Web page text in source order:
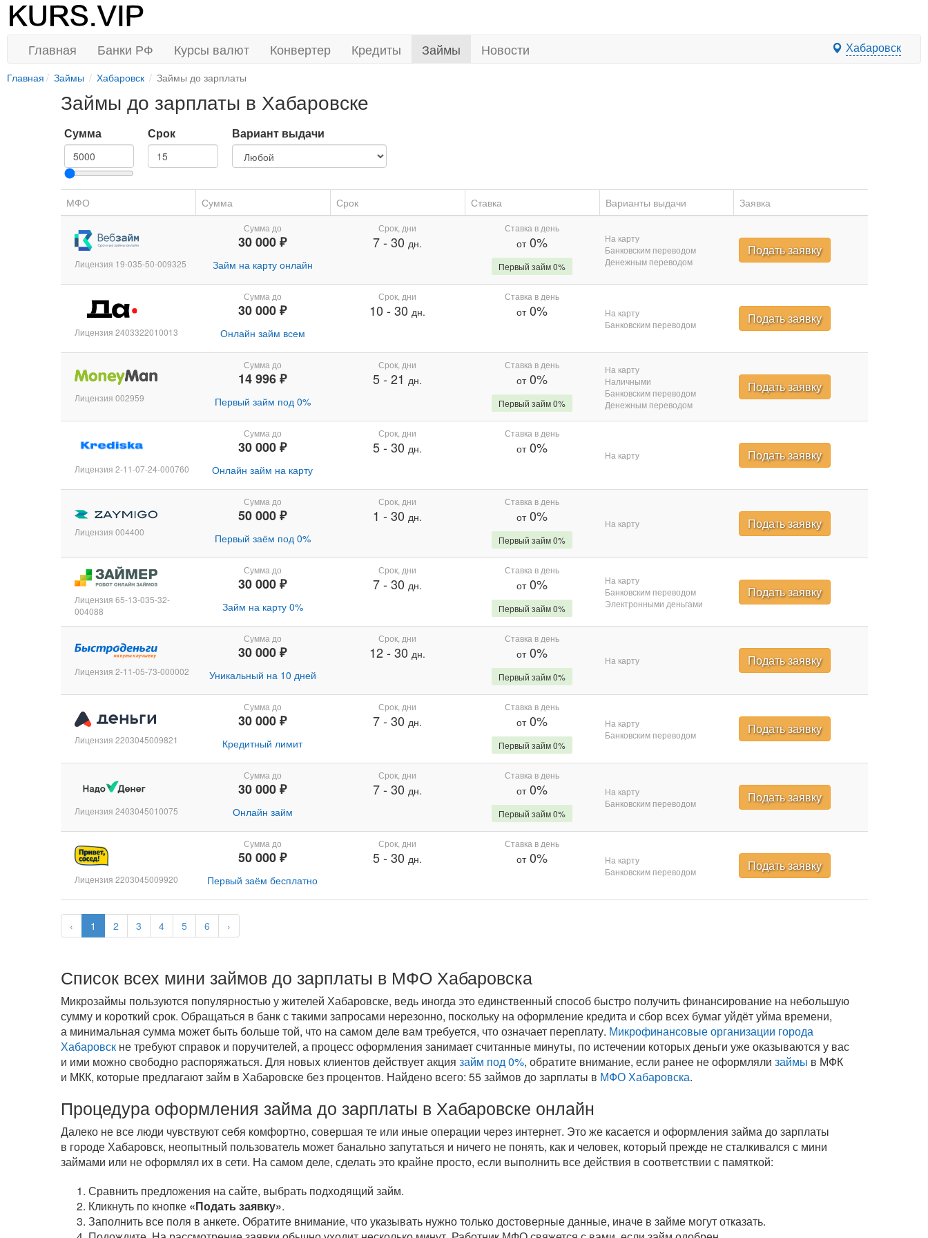
Главная Банки РФ Курсы валют Конвертер Кредиты Займы Новости Хабаровск
Главная Займы Хабаровск Займы до зарплаты
Займы до зарплаты в Хабаровске
Сумма Срок Вариант выдачи
МФО Сумма Срок Ставка Варианты выдачи Заявка
‹ 1 2 3 4 5 6 ›
Лицензия 19-035-50-009325
Сумма до
30 000 ₽
Займ на карту онлайн
Срок, дни
7- 30 дн.
Ставка в день
от0%
Первый займ 0%
На карту
Банковским переводом
Денежным переводом
Подать заявку
Лицензия 2403322010013
Сумма до
30 000 ₽
Онлайн займ всем
Срок, дни
10 - 30 дн.
Ставка в день
от0%
На карту
Банковским переводом
Подать заявку
Лицензия 002959
Сумма до
14 996 ₽
Первый займ под 0%
Срок, дни
5- 21 дн.
Ставка в день
от0%
Первый займ 0%
На карту
Наличными
Банковским переводом
Денежным переводом
Подать заявку
Лицензия 2-11-07-24-000760
Сумма до
30 000 ₽
Онлайн займ на карту
Срок, дни
5- 30 дн.
Ставка в день
от0% На карту Подать заявку
Лицензия 004400
Сумма до
50 000 ₽
Первый заём под 0%
Срок, дни
1 - 30 дн.
Ставка в день
от0%
Первый займ 0%
На карту Подать заявку
Лицензия 65-13-035-32-
004088
Сумма до
30 000 ₽
Займ на карту 0%
Срок, дни
7- 30 дн.
Ставка в день
от0%
Первый займ 0%
На карту
Банковским переводом
Электронными деньгами
Подать заявку
Лицензия 2-11-05-73-000002
Сумма до
30 000 ₽
Уникальный на 10 дней
Срок, дни
12- 30 дн.
Ставка в день
от0%
Первый займ 0%
На карту Подать заявку
Лицензия 2203045009821
Сумма до
30 000 ₽
Кредитный лимит
Срок, дни
7- 30 дн.
Ставка в день
от0%
Первый займ 0%
На карту
Банковским переводом
Подать заявку
Лицензия 2403045010075
Сумма до
30 000 ₽
Онлайн займ
Срок, дни
7- 30 дн.
Ставка в день
от0%
Первый займ 0%
На карту
Банковским переводом
Подать заявку
Лицензия 2203045009920
Сумма до
50 000 ₽
Первый заём бесплатно
Срок, дни
5- 30 дн.
Ставка в день
от0%
На карту
Банковским переводом
Подать заявку
Список всех мини займов до зарплаты в МФО Хабаровска
Микрозаймы пользуются популярностью у жителей Хабаровске, ведь иногда это единственный способ быстро получить финансирование на небольшую
сумму и короткий срок. Обращаться в банк с такими запросами нерезонно, поскольку на оформление кредита и сбор всех бумаг уйдёт уйма времени,
а минимальная сумма может быть больше той, что на самом деле вам требуется, что означает переплату. Микрофинансовые организации города
Хабаровскне требуют справок и поручителей, а процесс оформления занимает считанные минуты, по истечении которых деньги уже оказываются у вас
и ими можно свободно распоряжаться. Для новых клиентов действует акция займ под 0%, обратите внимание, если ранее не оформляли займы в МФК
и МКК, которые предлагают займ в Хабаровске без процентов. Найдено всего: 55 займов до зарплаты в МФО Хабаровска.
Процедура оформления займа до зарплаты в Хабаровске онлайн
Далеко не все люди чувствуют себя комфортно, совершая те или иные операции через интернет. Это же касается и оформления займа до зарплаты
в городе Хабаровск, неопытный пользователь может банально запутаться и ничего не понять, как и человек, который прежде не сталкивался с мини
займами или не оформлял их в сети. На самом деле, сделать это крайне просто, если выполнить все действия в соответствии с памяткой:
Сравнить предложения на сайте, выбрать подходящий займ.
Кликнуть по кнопке «Подать заявку».
Заполнить все поля в анкете. Обратите внимание, что указывать нужно только достоверные данные, иначе в займе могут отказать.